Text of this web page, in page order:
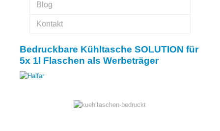
Blog
Kontakt
Bedruckbare Kühltasche SOLUTION für
5x 1l Flaschen als Werbeträger